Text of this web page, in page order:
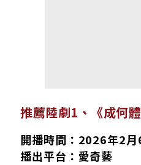
推薦陸劇1、《成何體
開播時間：2026年2月
播出平台：愛奇藝